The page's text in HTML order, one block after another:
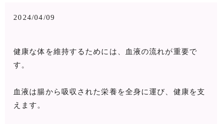
2024/04/09
健康な体を維持するためには、血液の流れが重要で
す。
血液は腸から吸収された栄養を全身に運び、健康を支
えます。